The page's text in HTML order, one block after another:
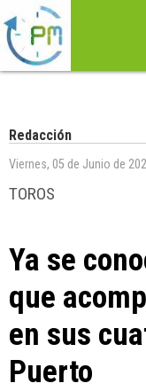
Redacción
Viernes, 05 de Junio de
TOROS
Ya se
que
en sus
Puerto